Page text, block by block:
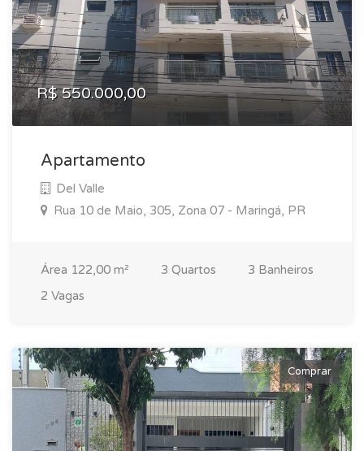
R$ 550.000,00
Apartamento
Del Valle
Rua 10 de Maio, 305, Zona 07 - Maringá, PR
Área 122,00 m² 3 Quartos
3 Banheiros
2 Vagas
Comprar